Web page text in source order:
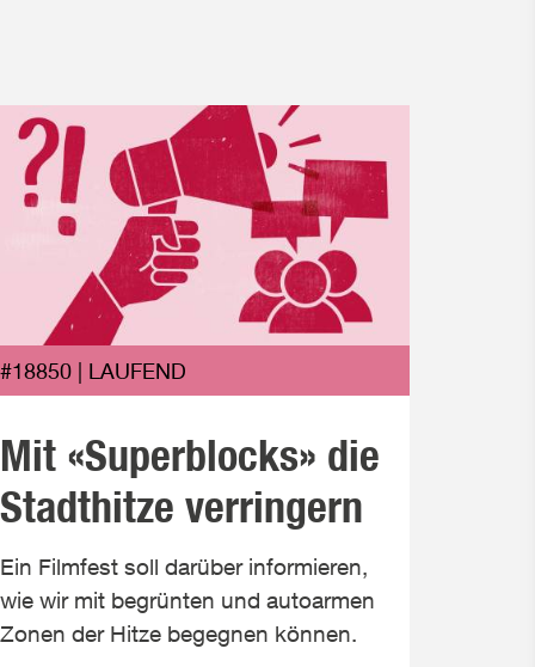
#18850 | LAUFEND
Mit «Superblocks» die
Stadthitze verringern
Ein Filmfest soll darüber informieren,
wie wir mit begrünten und autoarmen
Zonen der Hitze begegnen können.